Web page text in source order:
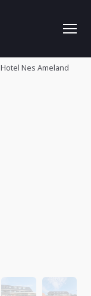
Hotel Nes Ameland